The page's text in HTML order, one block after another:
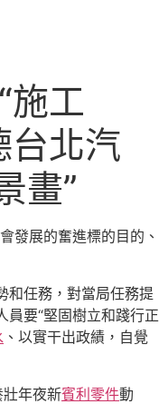
施工
台北汽
畫”
發展的奮進標的目的、
和任務，對當局任務提
員要“堅固樹立和踐行正
、以實干出政績，自覺
年夜新賓利零件動